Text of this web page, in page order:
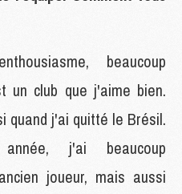
beaucoup
un club que j'aime bien.
quand j'ai quitté le Brésil.
j'ai beaucoup
joueur, mais aussi